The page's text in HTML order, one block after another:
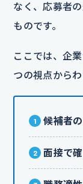
なく、応募者
ものです。
ここでは、企
つの視点から
候補者
面接で